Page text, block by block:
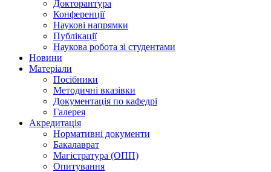
Докторантура
Конференції
Наукові напрямки
Публікації
Наукова робота зі студентами
Новини
Матеріали
Посібники
Методичні вказівки
Документація по кафедрі
Галерея
Акредитація
Нормативні документи
Бакалаврат
Магістратура (ОПП)
Опитування